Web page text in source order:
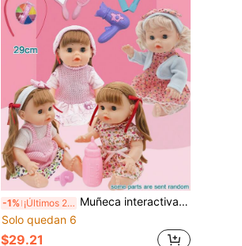
-1% ¡Últimos 2 días Muñeca interactiva realista de 29 cm con 4 efectos de sonido (llanto, risa, papá, mamá), ojos que parpadean realísticamente, biberón, ropa desmontable, para desarrollar habilidades motoras finas, regalo de cumpleaños/fiesta para niños/niñas
Solo quedan 6
$29.21